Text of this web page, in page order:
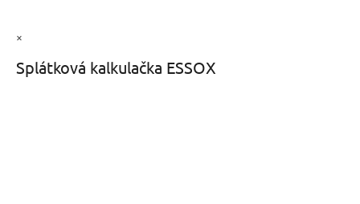
×
Splátková kalkulačka ESSOX